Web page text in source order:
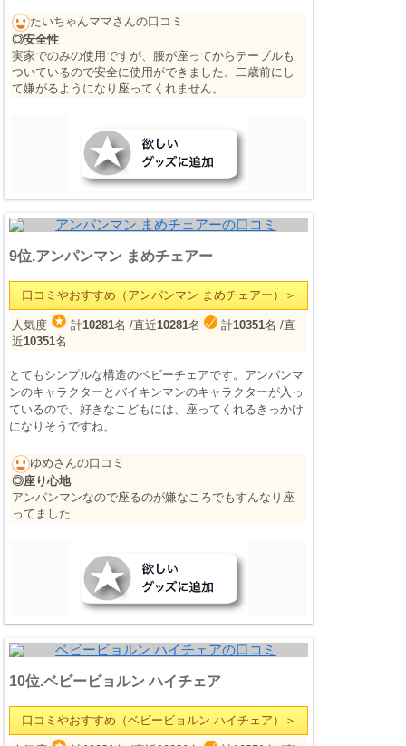
たいちゃんママさんの口コミ
◎安全性
実家でのみの使用ですが、腰が座ってからテーブルも
ついているので安全に使用ができました。二歳前にし
て嫌がるようになり座ってくれません。
9位.アンパンマン まめチェアー
口コミやおすすめ（アンパンマン まめチェアー）＞
人気度 計10281名 /直近10281名 計10351名 /直
近10351名
とてもシンプルな構造のベビーチェアです。アンパンマ
ンのキャラクターとバイキンマンのキャラクターが入っ
ているので、好きなこどもには、座ってくれるきっかけ
になりそうですね。
ゆめさんの口コミ
◎座り心地
アンパンマンなので座るのが嫌なころでもすんなり座
ってました
10位.ベビービョルン ハイチェア
口コミやおすすめ（ベビービョルン ハイチェア）＞